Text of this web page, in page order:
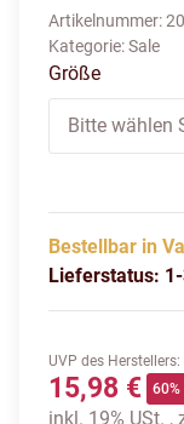
Artikelnummer:
Kategorie:Sale
Größe
Bitte wählen
Bestellbar in
Lieferstatus:
UVP des Herstellers:
15,98 € 60%
inkl. 19% USt. ,